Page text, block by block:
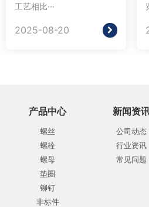
工艺相比···
2025-08-20
产品中心
螺丝
螺栓
螺母
垫圈
铆钉
非标件
新闻资
公司动态
行业资讯
常见问题